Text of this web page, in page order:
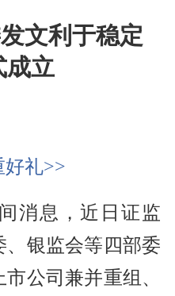
文利于稳定
成立
好礼>>
消息，近日证监
银监会等四部委
公司兼并重组、